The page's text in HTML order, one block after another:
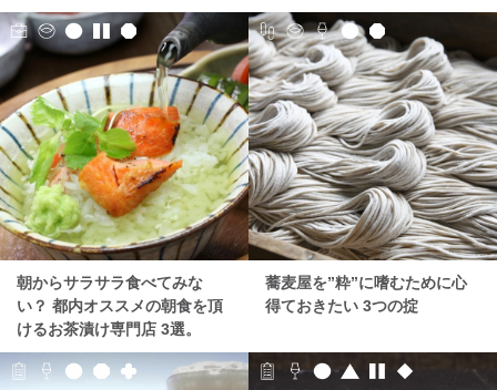
朝からサラサラ食べてみな
い？ 都内オススメの朝食を頂
けるお茶漬け専門店 3選。
蕎麦屋を”粋”に嗜むために心
得ておきたい 3つの掟